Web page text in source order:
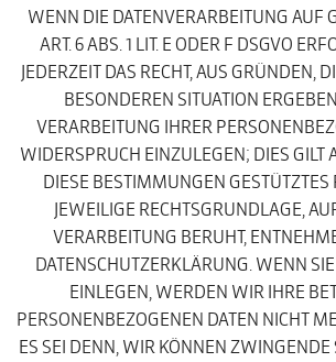
WENN DIE DATENVERARBEITUNG AUF
ART. 6 ABS. 1 LIT. E ODER F DSGVO
JEDERZEIT DAS RECHT, AUS GRÜNDEN,
BESONDEREN SITUATION
VERARBEITUNG IHRER
WIDERSPRUCH EINZULEGEN; DIES GILT
DIESE BESTIMMUNGEN GESTÜTZTES
JEWEILIGE RECHTSGRUNDLAGE,
VERARBEITUNG BERUHT,
DATENSCHUTZERKLÄRUNG. WENN
EINLEGEN, WERDEN WIR IHRE
PERSONENBEZOGENEN DATEN NICHT
ES SEI DENN, WIR KÖNNEN